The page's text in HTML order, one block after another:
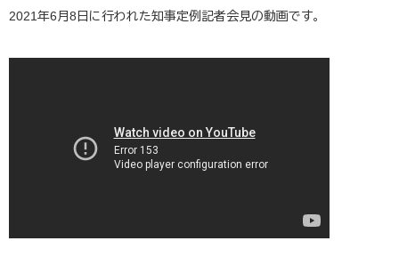
2021年6月8日に行われた知事定例記者会見の動画です。